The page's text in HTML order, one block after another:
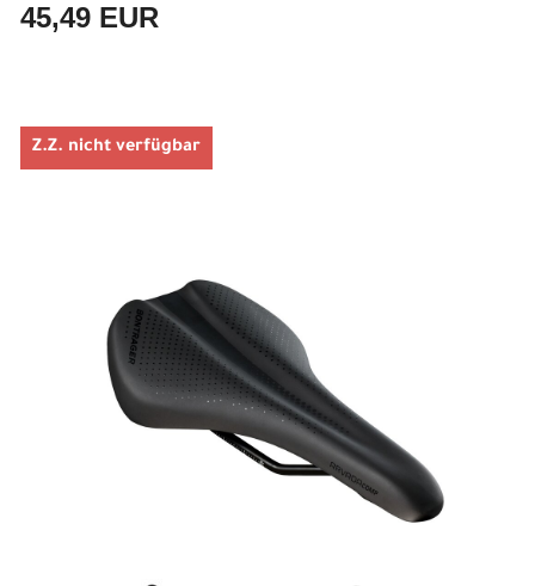
45,49 EUR
Z.Z. nicht verfügbar